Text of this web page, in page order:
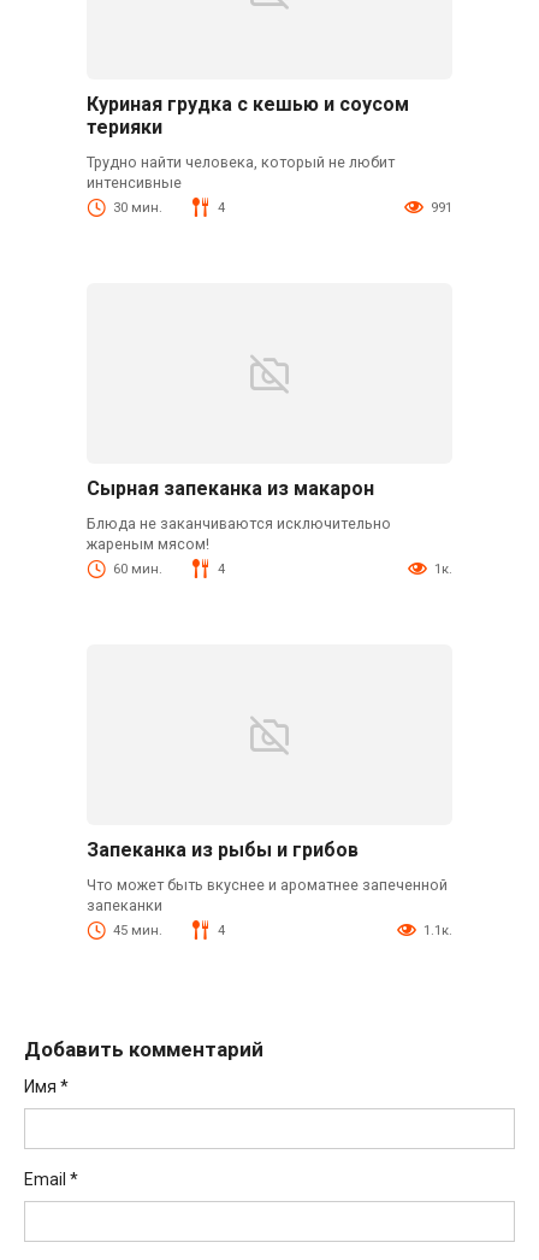
Куриная грудка с кешью и соусом
терияки
Трудно найти человека, который не любит
интенсивные
30 мин. 4 991
Сырная запеканка из макарон
Блюда не заканчиваются исключительно
жареным мясом!
60 мин. 4 1к.
Запеканка из рыбы и грибов
Что может быть вкуснее и ароматнее запеченной
запеканки
45 мин. 4 1.1к.
Добавить комментарий
Имя *
Email *